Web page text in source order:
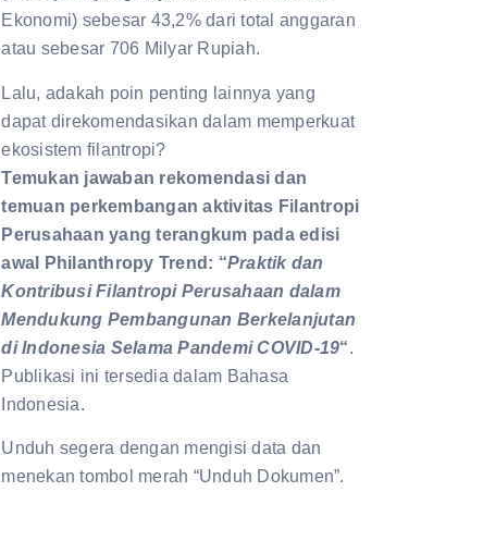
Ekonomi) sebesar 43,2% dari total anggaran
atau sebesar 706 Milyar Rupiah.
Lalu, adakah poin penting lainnya yang
dapat direkomendasikan dalam memperkuat
ekosistem filantropi?
Temukan jawaban rekomendasi dan
temuan perkembangan aktivitas Filantropi
Perusahaan yang terangkum pada edisi
awal Philanthropy Trend: “Praktik dan
Kontribusi Filantropi Perusahaan dalam
Mendukung Pembangunan Berkelanjutan
di Indonesia Selama Pandemi COVID-19“.
Publikasi ini tersedia dalam Bahasa
Indonesia.
Unduh segera dengan mengisi data dan
menekan tombol merah “Unduh Dokumen”.